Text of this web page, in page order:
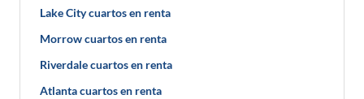
Lake City cuartos en renta
Morrow cuartos en renta
Riverdale cuartos en renta
Atlanta cuartos en renta